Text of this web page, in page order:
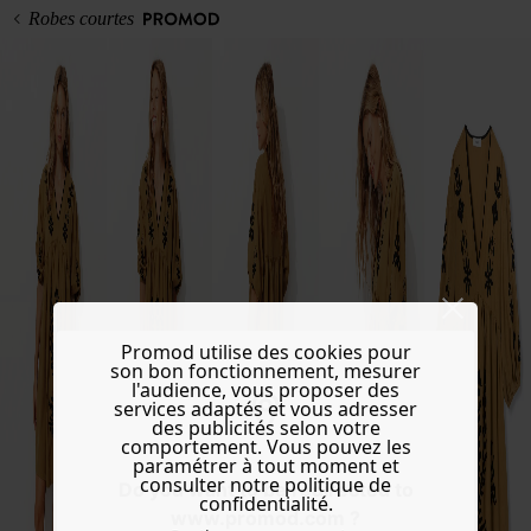
Do you want to be redirected to
www.promod.com ?
Robes courtes
Promod utilise des cookies pour
son bon fonctionnement, mesurer
l'audience, vous proposer des
services adaptés et vous adresser
des publicités selon votre
comportement. Vous pouvez les
paramétrer à tout moment et
consulter notre politique de
confidentialité.